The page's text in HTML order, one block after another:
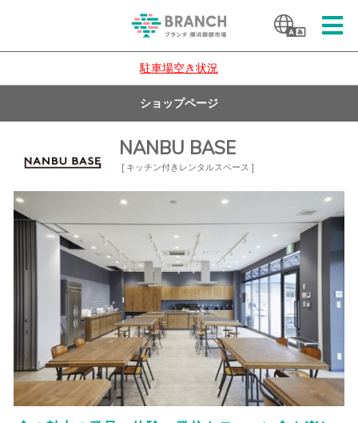
駐車場空き状況
ショップページ
NANBU BASE
[ キッチン付きレンタルスペース ]